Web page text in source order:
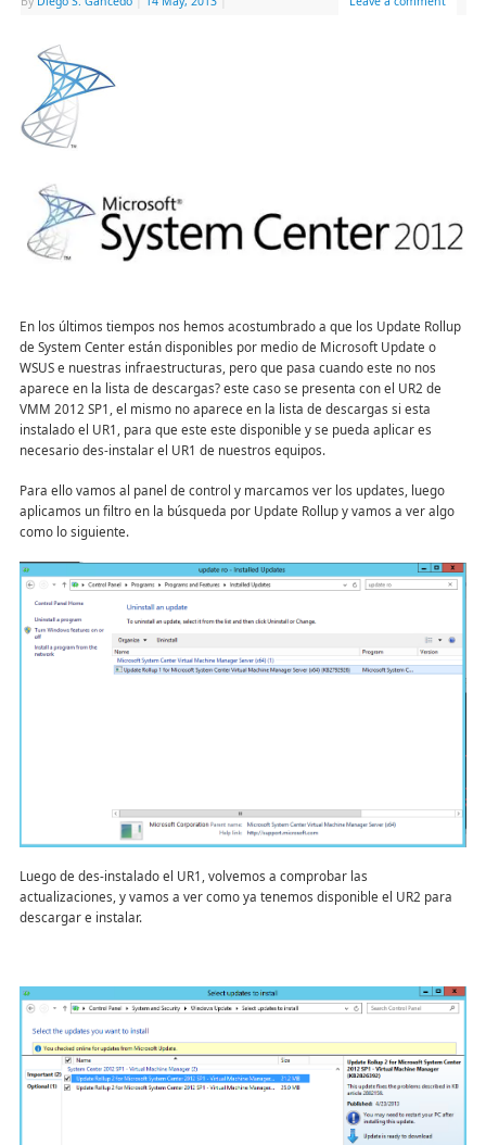
En los últimos tiempos nos hemos acostumbrado a que los Update Rollup
de System Center están disponibles por medio de Microsoft Update o
WSUS e nuestras infraestructuras, pero que pasa cuando este no nos
aparece en la lista de descargas? este caso se presenta con el UR2 de
VMM 2012 SP1, el mismo no aparece en la lista de descargas si esta
instalado el UR1, para que este este disponible y se pueda aplicar es
necesario des-instalar el UR1 de nuestros equipos.
Para ello vamos al panel de control y marcamos ver los updates, luego
aplicamos un filtro en la búsqueda por Update Rollup y vamos a ver algo
como lo siguiente.
Luego de des-instalado el UR1, volvemos a comprobar las
actualizaciones, y vamos a ver como ya tenemos disponible el UR2 para
descargar e instalar.